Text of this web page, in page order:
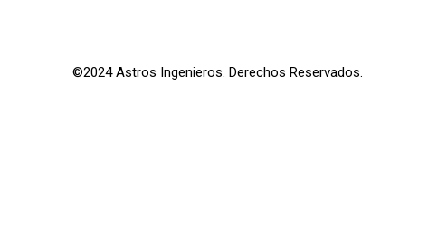
©2024 Astros Ingenieros. Derechos Reservados.